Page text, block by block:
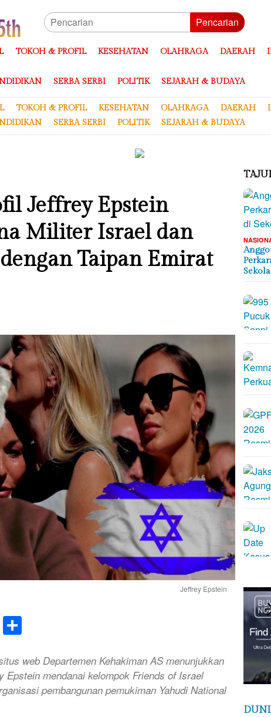
Pencarian
TOKOH & PROFIL KESEHATAN OLAHRAGA DAERAH
SERBA SERBI POLITIK SEJARAH & BUDAYA
TOKOH & PROFIL KESEHATAN OLAHRAGA DAERAH
SERBA SERBI POLITIK SEJARAH & BUDAYA
Jeffrey Epstein
Militer Israel dan
Taipan Emirat
Jeffrey Epstein
Telegram
web Departemen Kehakiman AS menunjukkan
Epstein mendanai kelompok Friends of Israel
pembangunan pemukiman Yahudi National